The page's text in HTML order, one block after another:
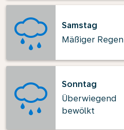
Samstag
Mäßiger Regen
Sonntag
Überwiegend
bewölkt